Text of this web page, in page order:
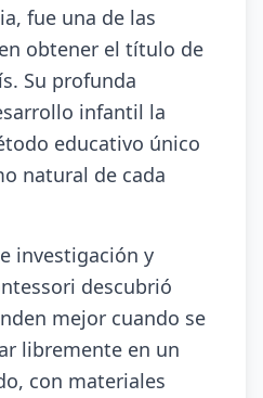
fue una de las
obtener el título de
Su profunda
infantil la
educativo único
natural de cada
investigación y
descubrió
mejor cuando se
libremente en un
con materiales